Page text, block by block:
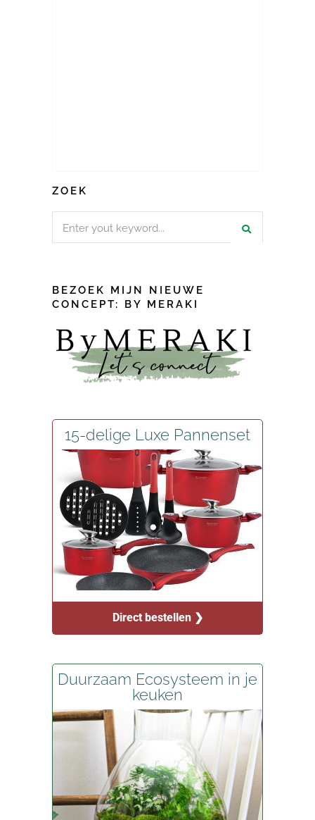
ZOEK
BEZOEK MIJN NIEUWE
CONCEPT: BY MERAKI
15-delige Luxe Pannenset
Direct bestellen ❯
Duurzaam Ecosysteem in je
keuken